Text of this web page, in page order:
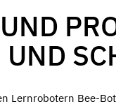
Lernrobotern Bee-